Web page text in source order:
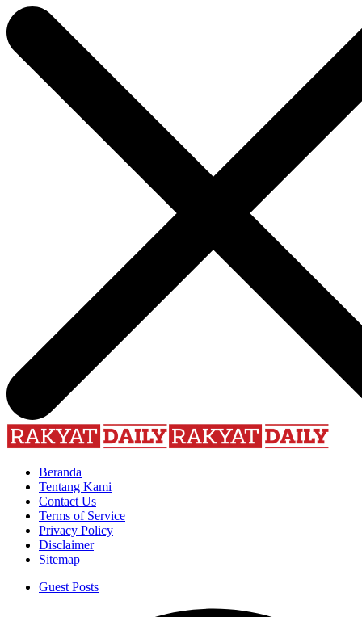
Beranda
Tentang Kami
Contact Us
Terms of Service
Privacy Policy
Disclaimer
Sitemap
Guest Posts